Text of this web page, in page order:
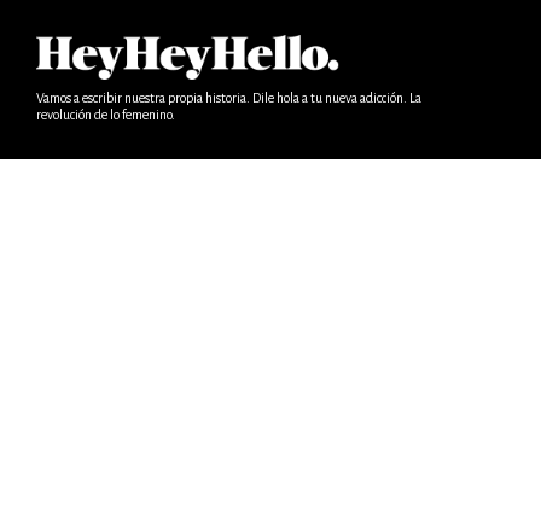
Vamos a escribir nuestra propia historia. Dile hola a tu nueva adicción. La
revolución de lo femenino.